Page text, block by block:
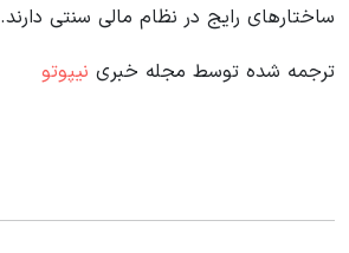
ساختارهای رایج در نظام مالی سنتی دارند.
ترجمه شده توسط مجله خبری نیپوتو